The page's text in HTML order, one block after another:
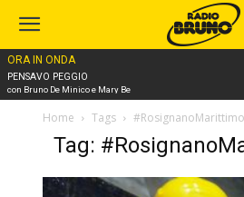
ORA IN ONDA
PENSAVO PEGGIO
con Bruno De Minico e Mary Be
Home Tags #RosignanoMarittimo
Tag: